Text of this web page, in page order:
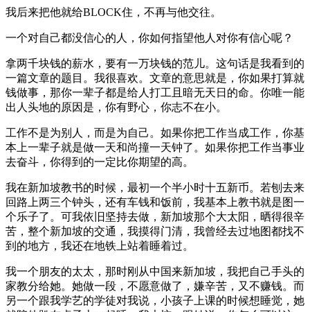
我后来把他就给BLOCK住，不再与他交往。
一个对自己都没信心的人，你如何指望他人对你有信心呢？
拿两千块钱的薪水，要有一万块钱的范儿。这句话是我看到的
一篇文章的题目。我很喜欢。文章的意思就是，你如果打算就
钱做事，那你一辈子都是给人打工且暗无天日的命。你唯一能
出人头地的原因是，你有野心，你志不在小。
工作不是为别人，而是为自己。如果你把工作当成工作，你基
本上一辈子就是做一天和尚撞一天钟了。如果你把工作当事业
去奋斗，你得到的一定比你期望的高。
我在新加坡教书的时候，最初一个半小时十五新币。若刨去来
回路上两三个钟头，还有车钱和饭前，我基本上教书就是图一
个乐子了。可我依旧坚持去做，新加坡那个大太阳，晒得很辛
苦，整个新加坡的交通，我摸得门清，我曾经去过地图都找不
到的地方，我还在地铁上站着睡着过。
我一个朋友的太太，那时刚从中国来新加坡，我把自己手头的
家教分给她。她做一段，不愿意做了，嫌辛苦，又不赚钱。而
另一个跟我学艺的学徒对我说，小孩子上课的时候想睡觉，她